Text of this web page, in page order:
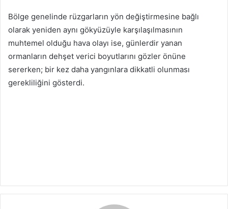
Bölge genelinde rüzgarların yön değiştirmesine bağlı
olarak yeniden aynı gökyüzüyle karşılaşılmasının
muhtemel olduğu hava olayı ise, günlerdir yanan
ormanların dehşet verici boyutlarını gözler önüne
sererken; bir kez daha yangınlara dikkatli olunması
gerekliliğini gösterdi.